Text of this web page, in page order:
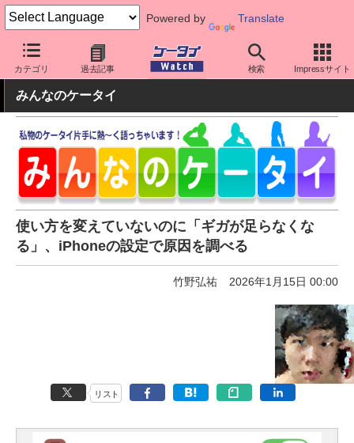
Powered by Translate
カテゴリ 過去記事 検索 Impressサイト
ケータイ Watch OS iPhone (iOS) iPhone本体
みんなのケータイ
使い方を変えていないのに「ギガが足らなくな
る」、iPhoneの設定で原因を調べる
竹野弘祐 2026年1月15日 00:00
リスト